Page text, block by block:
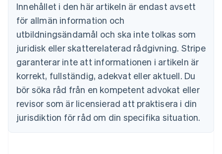
Innehållet i den här artikeln är endast avsett
för allmän information och
utbildningsändamål och ska inte tolkas som
juridisk eller skatterelaterad rådgivning. Stripe
garanterar inte att informationen i artikeln är
korrekt, fullständig, adekvat eller aktuell. Du
bör söka råd från en kompetent advokat eller
revisor som är licensierad att praktisera i din
jurisdiktion för råd om din specifika situation.
Bulgarien
English
Cypern
English
Danmark
English
English
Fastlandskina
简体中文 English
Finland
EnglishSvenska